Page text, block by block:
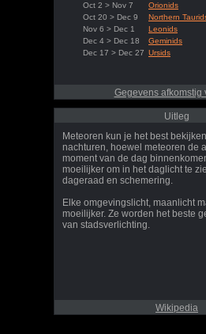
Oct 2 > Nov 7
Orionids
Oct 20 > Dec 9
Northern
Nov 6 > Dec 1
Leonids
Dec 4 > Dec 18
Geminids
Dec 17 > Dec 27 Ursids
Gegevens afkomstig
Uitleg
Meteoren kun je het best
nachturen, hoewel meteoren de
moment van de dag
moeilijker om in het daglicht te
dageraad en schemering.
Elke omgevingslicht, maanlicht
moeilijker. Ze worden het beste
van stadsverlichting.
Wikipedia